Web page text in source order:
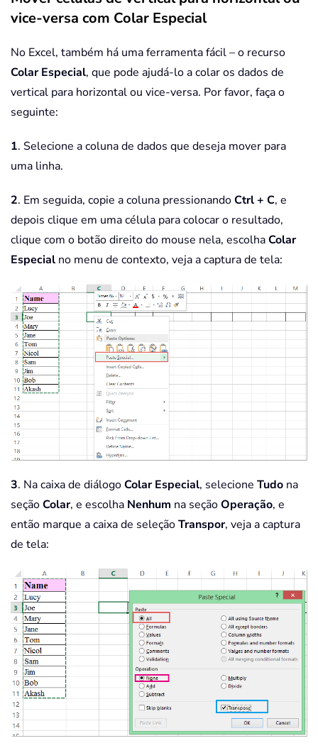
vice-versa com Colar Especial
No Excel, também há uma ferramenta fácil – o recurso
Colar Especial, que pode ajudá-lo a colar os dados de
vertical para horizontal ou vice-versa. Por favor, faça o
seguinte:
1. Selecione a coluna de dados que deseja mover para
uma linha.
2. Em seguida, copie a coluna pressionandoCtrl + C, e
depois clique em uma célula para colocar o resultado,
clique com o botão direito do mouse nela, escolhaColar
Especial no menu de contexto, veja a captura de tela:
3. Na caixa de diálogoColar Especial, selecione Tudo na
seçãoColar, e escolha Nenhum na seçãoOperação, e
então marque a caixa de seleçãoTranspor, veja a captura
de tela: